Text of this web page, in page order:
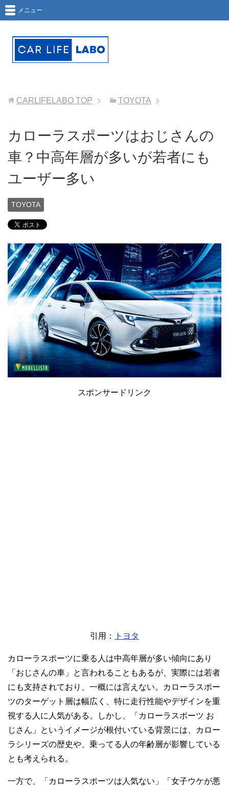
メニュー
CARLIFELABO TOP TOYOTA
カローラスポーツはおじさんの
車？中高年層が多いが若者にも
ユーザー多い
TOYOTA
スポンサードリンク
引用： トヨタ
カローラスポーツに乗る人は中高年層が多い傾向にあり
「おじさんの車」と言われることもあるが、実際には若者
にも支持されており、一概には言えない。カローラスポー
ツのターゲット層は幅広く、特に走行性能やデザインを重
視する人に人気がある。しかし、「カローラスポーツ お
じさん」というイメージが根付いている背景には、カロー
ラシリーズの歴史や、乗ってる人の年齢層が影響している
とも考えられる。
一方で、「カローラスポーツは人気ない」「女子ウケが悪